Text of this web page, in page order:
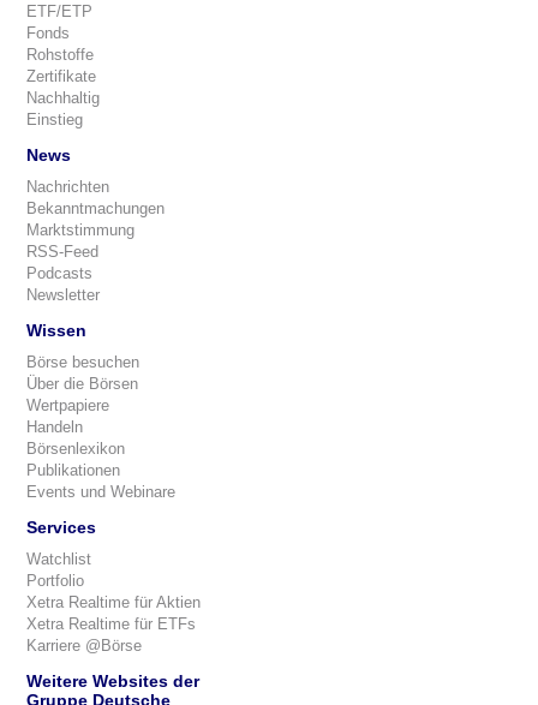
ETF/ETP
Fonds
Rohstoffe
Zertifikate
Nachhaltig
Einstieg
News
Nachrichten
Bekanntmachungen
Marktstimmung
RSS-Feed
Podcasts
Newsletter
Wissen
Börse besuchen
Über die Börsen
Wertpapiere
Handeln
Börsenlexikon
Publikationen
Events und Webinare
Services
Watchlist
Portfolio
Xetra Realtime für Aktien
Xetra Realtime für ETFs
Karriere @Börse
Weitere Websites der
Gruppe Deutsche